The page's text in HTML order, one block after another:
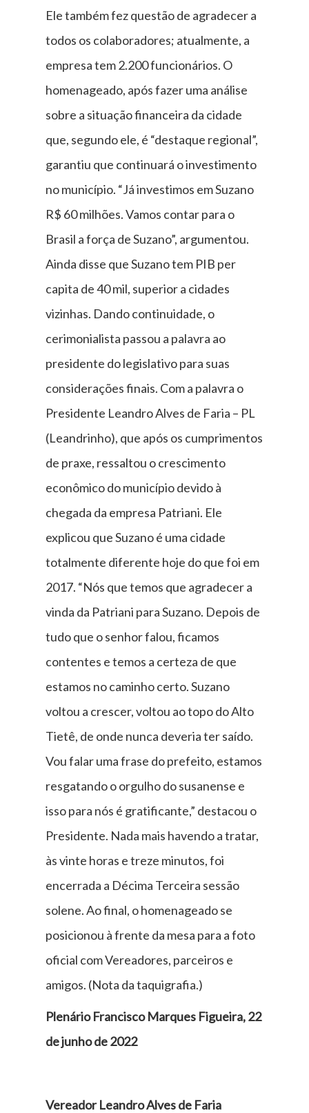
Ele também fez questão de agradecer a
todos os colaboradores; atualmente, a
empresa tem 2.200 funcionários. O
homenageado, após fazer uma análise
sobre a situação financeira da cidade
que, segundo ele, é “destaque regional”,
garantiu que continuará o investimento
no município. “Já investimos em Suzano
R$ 60 milhões. Vamos contar para o
Brasil a força de Suzano”, argumentou.
Ainda disse que Suzano tem PIB per
capita de 40 mil, superior a cidades
vizinhas. Dando continuidade, o
cerimonialista passou a palavra ao
presidente do legislativo para suas
considerações finais. Com a palavra o
Presidente Leandro Alves de Faria – PL
(Leandrinho), que após os cumprimentos
de praxe, ressaltou o crescimento
econômico do município devido à
chegada da empresa Patriani. Ele
explicou que Suzano é uma cidade
totalmente diferente hoje do que foi em
2017. “Nós que temos que agradecer a
vinda da Patriani para Suzano. Depois de
tudo que o senhor falou, ficamos
contentes e temos a certeza de que
estamos no caminho certo. Suzano
voltou a crescer, voltou ao topo do Alto
Tietê, de onde nunca deveria ter saído.
Vou falar uma frase do prefeito, estamos
resgatando o orgulho do susanense e
isso para nós é gratificante,” destacou o
Presidente. Nada mais havendo a tratar,
às vinte horas e treze minutos, foi
encerrada a Décima Terceira sessão
solene. Ao final, o homenageado se
posicionou à frente da mesa para a foto
oficial com Vereadores, parceiros e
amigos. (Nota da taquigrafia.)
Plenário Francisco Marques Figueira, 22
de junho de 2022
Vereador Leandro Alves de Faria